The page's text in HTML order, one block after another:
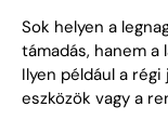
Sok helyen a
támadás, hanem a
Ilyen például a
eszközök vagy a